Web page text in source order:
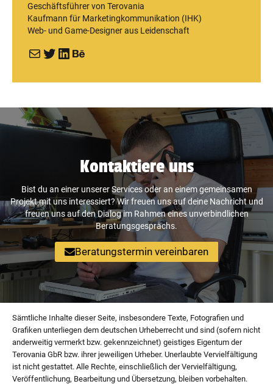
Geschäftsführer von Terovania
Kaufmann für Marketingkommunikation (IHK)
Web- und Game-Designer aus Leidenschaft
E-MailTwitter
LinkedIn
Behance
Kontaktiere uns
Bist du an einer unserer Services oder an einem gemeinsamen
Projekt mit uns interessiert? Wir freuen uns auf deine Nachricht und
freuen uns auf den Dialog im Rahmen eines unverbindlichen
Beratungsgesprächs.
Beratungstermin vereinbaren
Sämtliche Inhalte dieser Seite, insbesondere Texte, Fotografien und
Grafiken unterliegen dem deutschen Urheberrecht und sind (sofern nicht
anderweitig vermerkt bzw. gekennzeichnet) geistiges Eigentum der
Terovania GbR bzw. ihrer jeweiligen Urheber. Unerlaubte Vervielfältigung
ist nicht gestattet. Alle Rechte, einschließlich der Vervielfältigung,
Veröffentlichung, Bearbeitung und Übersetzung, bleiben vorbehalten.